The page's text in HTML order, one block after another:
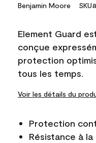
Benjamin Moore
Element Guard
conçue
protection
tous les temps.
Voir les détails du
Protection
Résistance à